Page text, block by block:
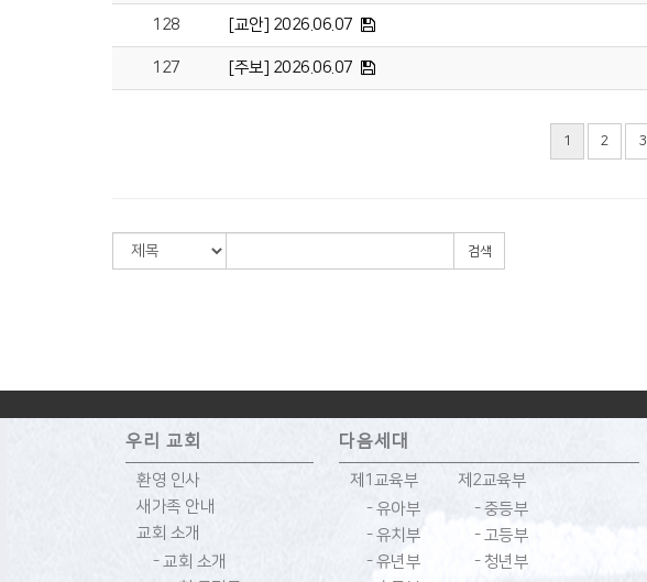
128 [교안] 2026.06.07
127 [주보] 2026.06.07
1 2 3
검색
우리 교회
환영 인사
새가족 안내
교회 소개
- 교회 소개
다음세대
제1교육부
- 유아부
- 유치부
- 유년부
제2교육부
- 중등부
- 고등부
- 청년부